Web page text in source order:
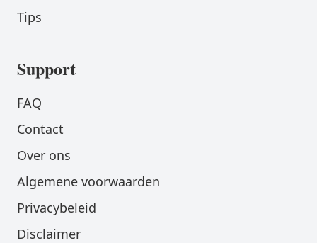
Tips
Support
FAQ
Contact
Over ons
Algemene voorwaarden
Privacybeleid
Disclaimer